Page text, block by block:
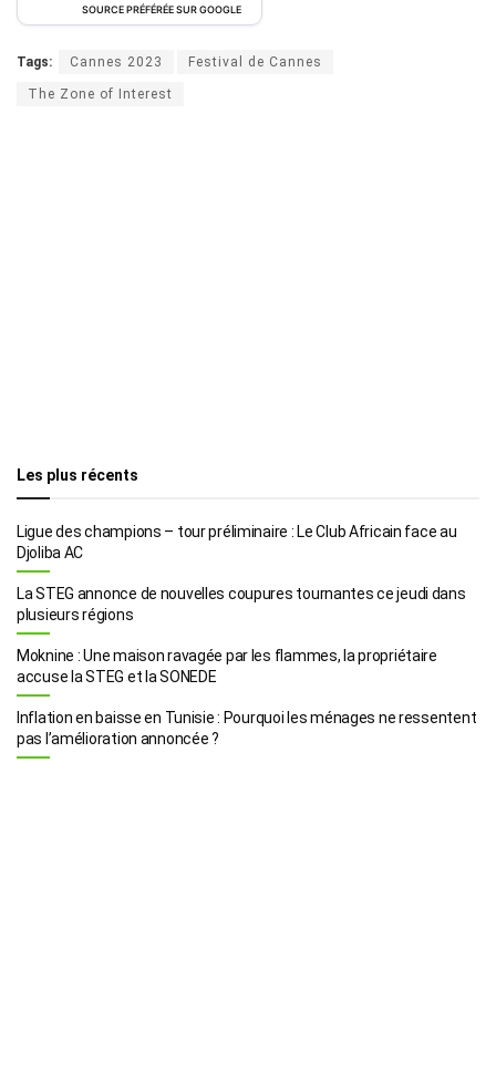
SOURCE PRÉFÉRÉE SUR GOOGLE
Tags: Cannes 2023 Festival de Cannes
The Zone of Interest
Les plus récents
Ligue des champions – tour préliminaire : Le Club Africain face au
Djoliba AC
La STEG annonce de nouvelles coupures tournantes ce jeudi dans
plusieurs régions
Moknine : Une maison ravagée par les flammes, la propriétaire
accuse la STEG et la SONEDE
Inflation en baisse en Tunisie : Pourquoi les ménages ne ressentent
pas l’amélioration annoncée ?